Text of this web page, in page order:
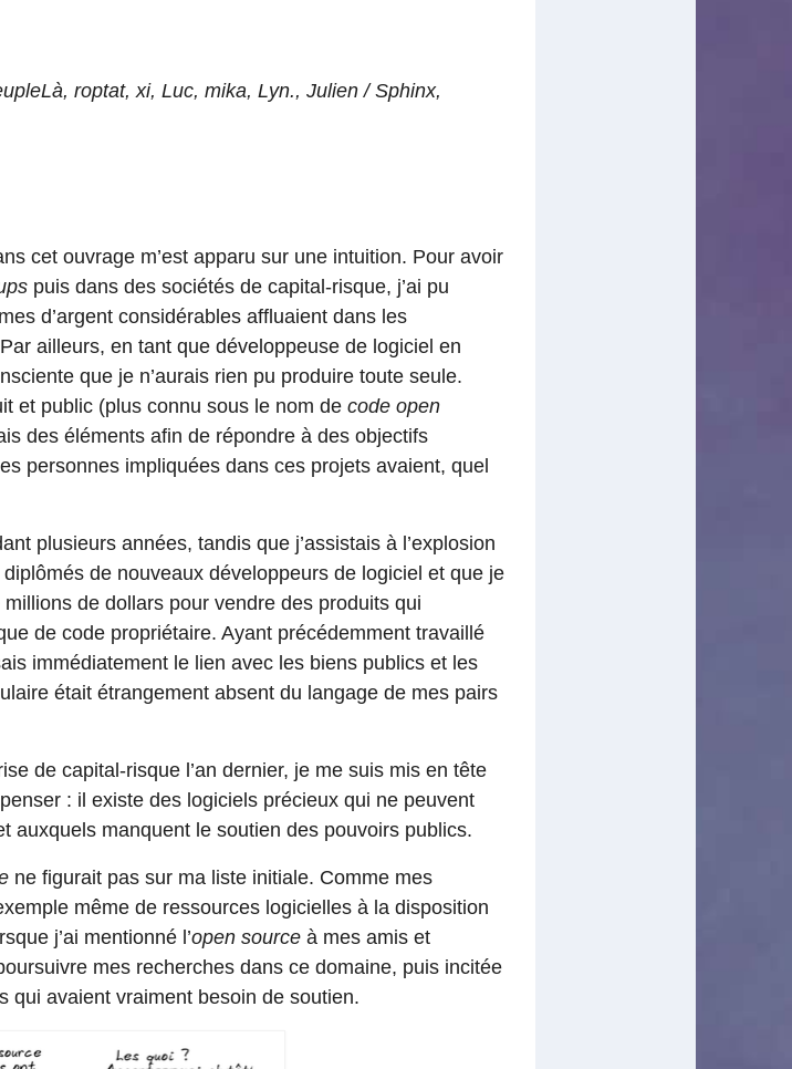
, roptat, xi, Luc, mika, Lyn., Julien / Sphinx,
cet ouvrage m’est apparu sur une intuition. Pour avoir
puis dans des sociétés de capital-risque, j’ai pu
d’argent considérables affluaient dans les
ailleurs, en tant que développeuse de logiciel en
que je n’aurais rien pu produire toute seule.
et public (plus connu sous le nom de code open
des éléments afin de répondre à des objectifs
personnes impliquées dans ces projets avaient, quel
plusieurs années, tandis que j’assistais à l’explosion
de nouveaux développeurs de logiciel et que je
de dollars pour vendre des produits qui
de code propriétaire. Ayant précédemment travaillé
immédiatement le lien avec les biens publics et les
était étrangement absent du langage de mes pairs
de capital-risque l’an dernier, je me suis mis en tête
: il existe des logiciels précieux qui ne peuvent
auxquels manquent le soutien des pouvoirs publics.
ne figurait pas sur ma liste initiale. Comme mes
même de ressources logicielles à la disposition
j’ai mentionné l’open sourceà mes amis et
mes recherches dans ce domaine, puis incitée
qui avaient vraiment besoin de soutien.